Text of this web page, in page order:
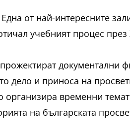
Една от най-интересните
учебният процес
документални
дело и приноса на
организира временни
на българската